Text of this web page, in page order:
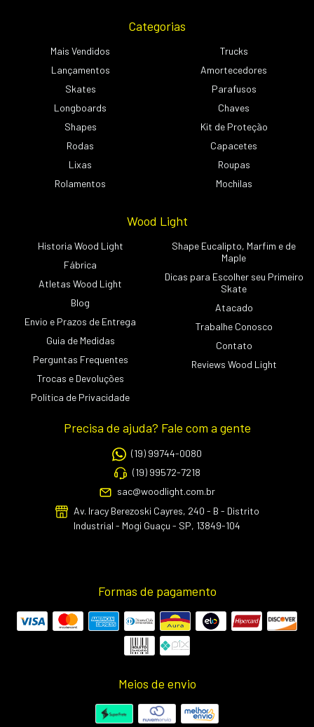
Categorias
Mais Vendidos
Lançamentos
Skates
Longboards
Shapes
Rodas
Lixas
Rolamentos
Trucks
Amortecedores
Parafusos
Chaves
Kit de Proteção
Capacetes
Roupas
Mochilas
Wood Light
Historia Wood Light
Fábrica
Atletas Wood Light
Blog
Envio e Prazos de Entrega
Guia de Medidas
Perguntas Frequentes
Trocas e Devoluções
Política de Privacidade
Shape Eucalipto, Marfim e de
Maple
Dicas para Escolher seu Primeiro
Skate
Atacado
Trabalhe Conosco
Contato
Reviews Wood Light
Precisa de ajuda? Fale com a gente
(19) 99744-0080
(19) 99572-7218
sac@woodlight.com.br
Av. Iracy Berezoski Cayres, 240 - B - Distrito
Industrial - Mogi Guaçu - SP, 13849-104
Formas de pagamento
Meios de envio